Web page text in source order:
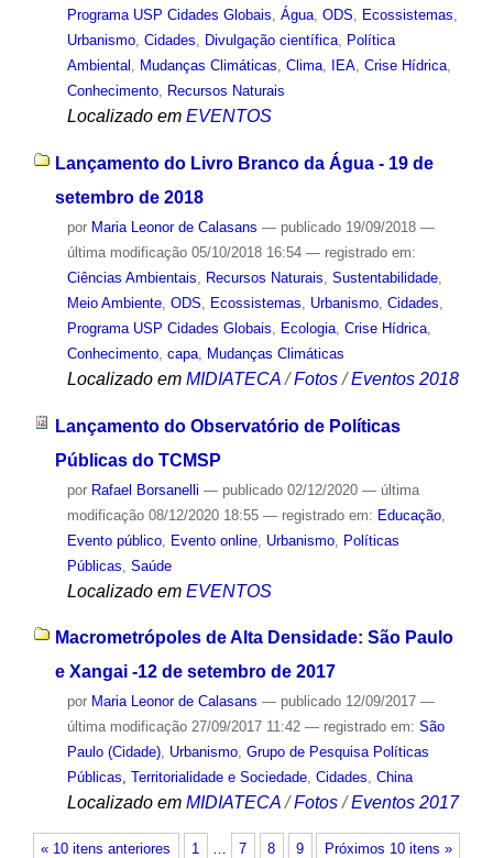
Programa USP Cidades Globais, Água, ODS, Ecossistemas,
Urbanismo, Cidades, Divulgação científica, Política
Ambiental , Mudanças Climáticas, Clima, IEA, Crise Hídrica,
Conhecimento, Recursos Naturais
Localizado em EVENTOS
Lançamento do Livro Branco da Água - 19 de
setembro de 2018
por Maria Leonor de Calasans — publicado19/09/2018 —
última modificação05/10/2018 16:54 — registrado em:
Ciências Ambientais
Recursos Naturais Sustentabilidade,
Meio Ambiente, ODS Ecossistemas Urbanismo, Cidades
Programa USP Cidades Globais
Ecologia, Crise Hídrica,
Conhecimento, capa, Mudanças Climáticas
Localizado em MIDIATECA /Fotos /Eventos 2018
Lançamento do Observatório de Políticas
Públicas do TCMSP
por Rafael Borsanelli — publicado02/12/2020 — última
modificação08/12/2020 18:55 — registrado em: Educação,
Evento público, Evento online, Urbanismo, Políticas
Públicas Saúde
Localizado em EVENTOS
Macrometrópoles de Alta Densidade: São Paulo
e Xangai -12 de setembro de 2017
por Maria Leonor de Calasans — publicado12/09/2017 —
última modificação27/09/2017 11:42 — registrado em: São
Paulo (Cidade), Urbanismo, Grupo de Pesquisa Políticas
Públicas, Territorialidade e Sociedade, Cidades, China
Localizado em MIDIATECA /Fotos /Eventos 2017
« 10 itens anteriores Próximos 10 itens »
1 … 7 8 9